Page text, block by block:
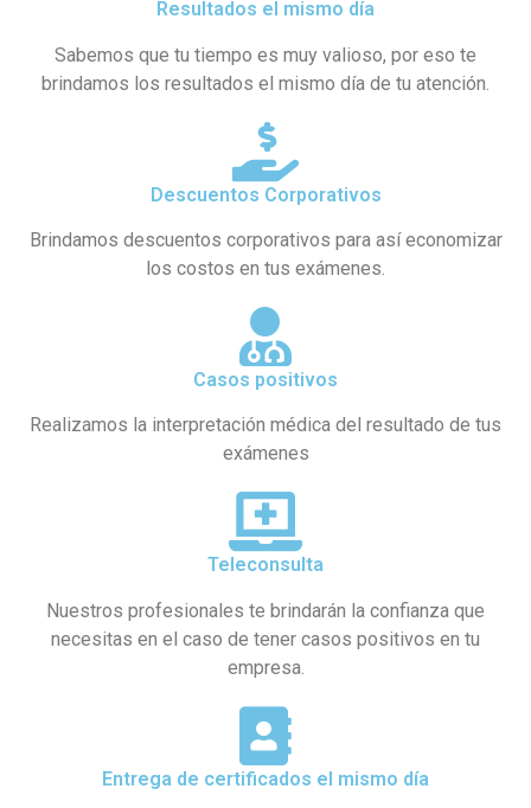
Resultados el mismo día
Sabemos que tu tiempo es muy valioso, por eso te
brindamos los resultados el mismo día de tu atención.
Descuentos Corporativos
Brindamos descuentos corporativos para así economizar
los costos en tus exámenes.
Casos positivos
Realizamos la interpretación médica del resultado de tus
exámenes
Teleconsulta
Nuestros profesionales te brindarán la confianza que
necesitas en el caso de tener casos positivos en tu
empresa.
Entrega de certificados el mismo día